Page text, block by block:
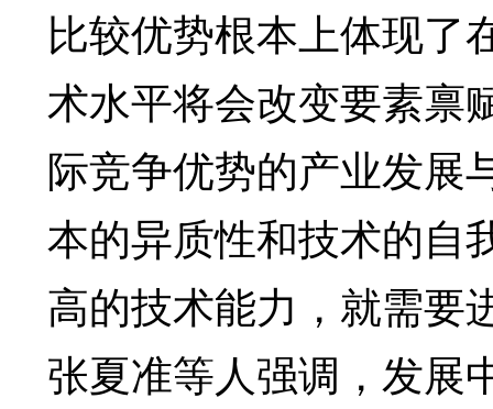
比较优势根本上体现了
术水平将会改变要素禀
际竞争优势的产业发展
本的异质性和技术的自
高的技术能力，就需要
张夏准等人强调，发展